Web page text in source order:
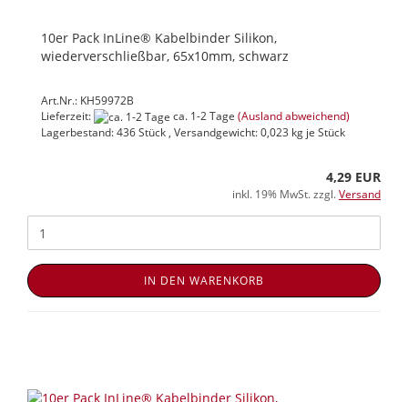
10er Pack InLine® Kabelbinder Silikon,
wiederverschließbar, 65x10mm, schwarz
Art.Nr.: KH59972B
Lieferzeit:
ca. 1-2 Tage (Ausland abweichend)
Lagerbestand: 436 Stück , Versandgewicht:0,023 kg je Stück
4,29 EUR
inkl. 19% MwSt. zzgl.Versand
IN DEN WARENKORB